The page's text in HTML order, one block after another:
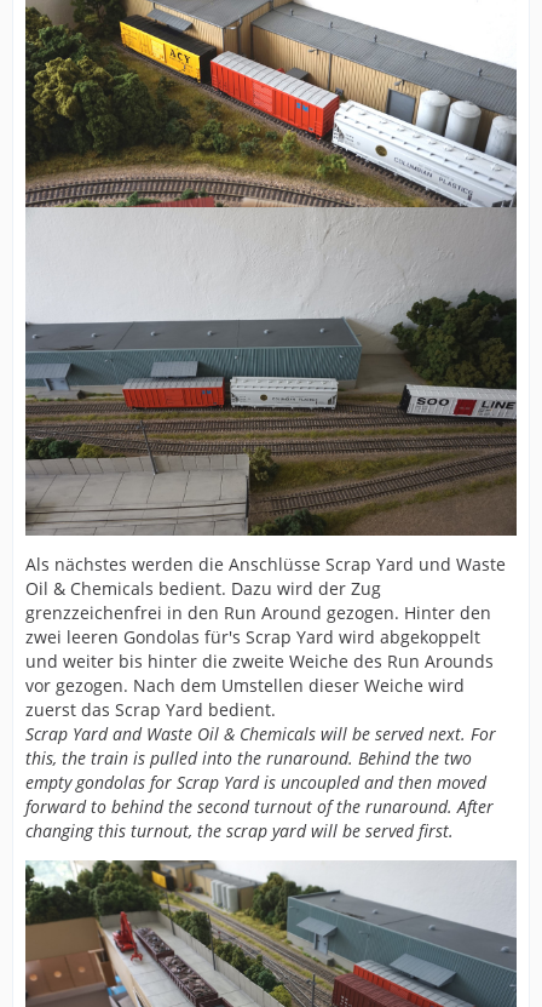
Als nächstes werden die Anschlüsse Scrap Yard und Waste
Oil & Chemicals bedient. Dazu wird der Zug
grenzzeichenfrei in den Run Around gezogen. Hinter den
zwei leeren Gondolas für's Scrap Yard wird abgekoppelt
und weiter bis hinter die zweite Weiche des Run Arounds
vor gezogen. Nach dem Umstellen dieser Weiche wird
zuerst das Scrap Yard bedient.
Scrap Yard and Waste Oil & Chemicals will be served next. For
this, the train is pulled into the runaround. Behind the two
empty gondolas for Scrap Yard is uncoupled and then moved
forward to behind the second turnout of the runaround. After
changing this turnout, the scrap yard will be served first.